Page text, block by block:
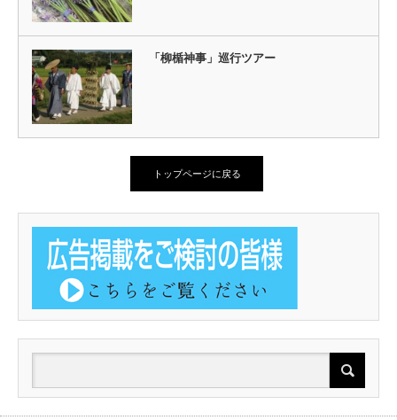
「柳楯神事」巡行ツアー
トップページに戻る